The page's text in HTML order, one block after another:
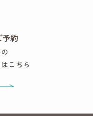
約
こちら